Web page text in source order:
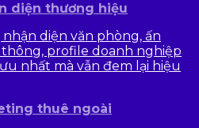
diện thương hiệu
diện văn phòng, ấn
profile doanh nghiệp
nhất mà vẫn đem lại hiệu
thuê ngoài